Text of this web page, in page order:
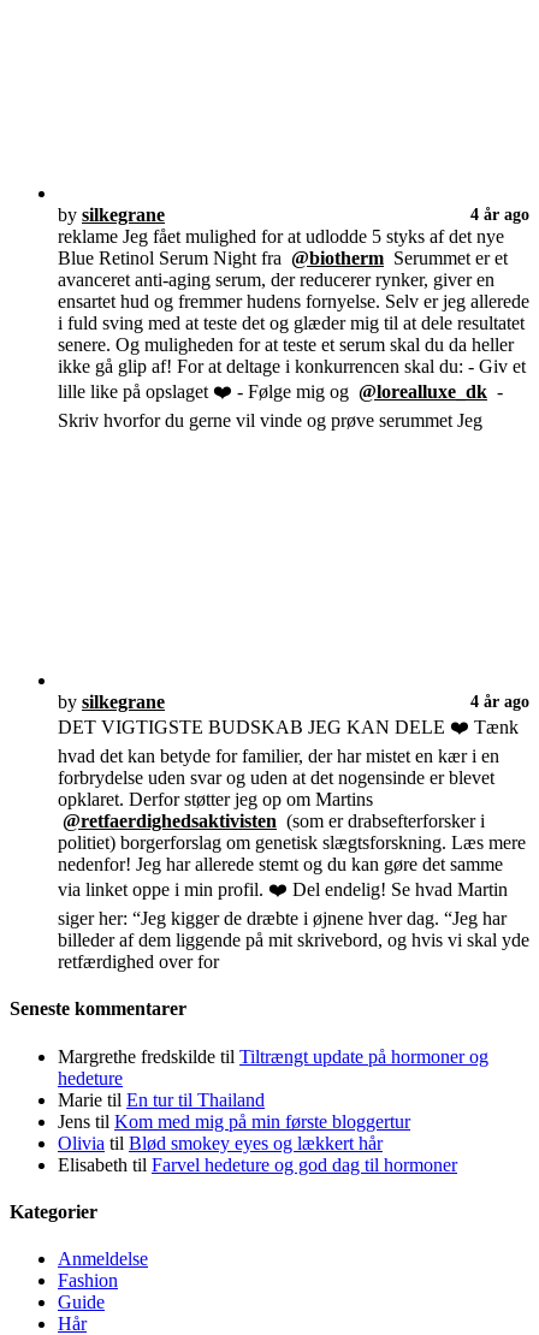
by silkegrane 4 år ago
reklame Jeg fået mulighed for at udlodde 5 styks af det nye
Blue Retinol Serum Night fra @biotherm Serummet er et
avanceret anti-aging serum, der reducerer rynker, giver en
ensartet hud og fremmer hudens fornyelse. Selv er jeg allerede
i fuld sving med at teste det og glæder mig til at dele resultatet
senere. Og muligheden for at teste et serum skal du da heller
ikke gå glip af! For at deltage i konkurrencen skal du: - Giv et
lille like på opslaget ❤️ - Følge mig og @lorealluxe_dk -
Skriv hvorfor du gerne vil vinde og prøve serummet Jeg
by silkegrane 4 år ago
DET VIGTIGSTE BUDSKAB JEG KAN DELE ❤️ Tænk
hvad det kan betyde for familier, der har mistet en kær i en
forbrydelse uden svar og uden at det nogensinde er blevet
opklaret. Derfor støtter jeg op om Martins
@retfaerdighedsaktivisten (som er drabsefterforsker i
politiet) borgerforslag om genetisk slægtsforskning. Læs mere
nedenfor! Jeg har allerede stemt og du kan gøre det samme
via linket oppe i min profil. ❤️ Del endelig! Se hvad Martin
siger her: “Jeg kigger de dræbte i øjnene hver dag. “Jeg har
billeder af dem liggende på mit skrivebord, og hvis vi skal yde
retfærdighed over for
Seneste kommentarer
Margrethe fredskilde til Tiltrængt update på hormoner og
hedeture
Marie til En tur til Thailand
Jens til Kom med mig på min første bloggertur
Olivia til Blød smokey eyes og lækkert hår
Elisabeth til Farvel hedeture og god dag til hormoner
Kategorier
Anmeldelse
Fashion
Guide
Hår